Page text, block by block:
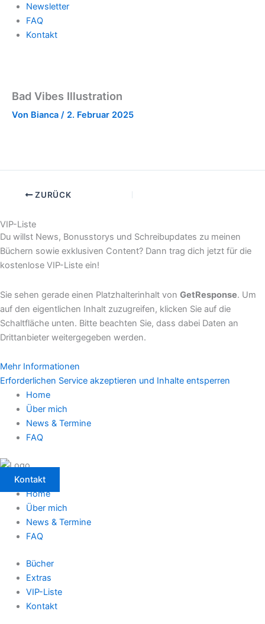
Newsletter
FAQ
Kontakt
Bad Vibes Illustration
Von Bianca / 2. Februar 2025
ZURÜCK
VIP-Liste
Du willst News, Bonusstorys und Schreibupdates zu meinen
Büchern sowie exklusiven Content? Dann trag dich jetzt für die
kostenlose VIP-Liste ein!
Sie sehen gerade einen Platzhalterinhalt von GetResponse. Um
auf den eigentlichen Inhalt zuzugreifen, klicken Sie auf die
Schaltfläche unten. Bitte beachten Sie, dass dabei Daten an
Drittanbieter weitergegeben werden.
Mehr Informationen
Erforderlichen Service akzeptieren und Inhalte entsperren
Home
Über mich
News & Termine
FAQ
Kontakt
Home
Über mich
News & Termine
FAQ
Bücher
Extras
VIP-Liste
Kontakt